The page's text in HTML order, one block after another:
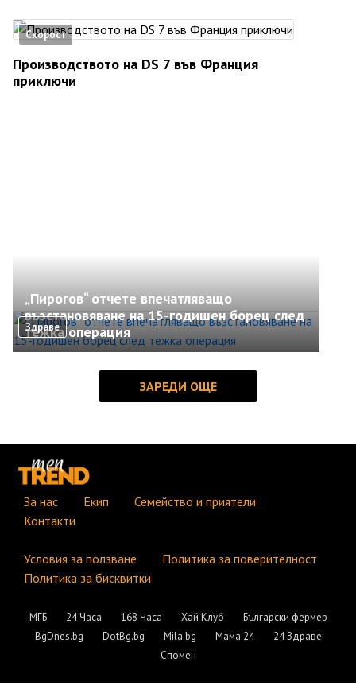
Скорост
Производството на DS 7 във Франция
приключи
Здраве
„Пирогов“ отчете впечатляващо
възстановяване на 15-годишен борец след
тежка операция
За нас Екип
Семейство и приятели
Контакти
Условия за ползване
Политика за поверителност
Политика за бисквитки
МГБ 24 Часа 168 Часа Хай Клуб
Български фермер
BgDnes.bg
DotBg.bg Mila.bg Мама 24
24 Здраве
Спомен